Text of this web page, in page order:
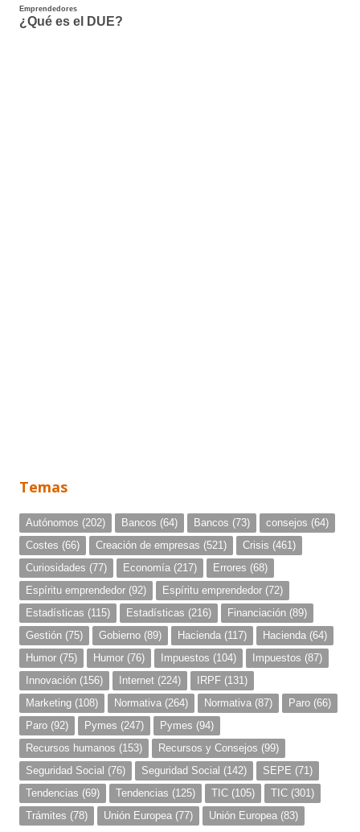
Temas
Autónomos (202) Bancos (64) Bancos (73) consejos (64)
Costes (66) Creación de empresas (521) Crisis (461)
Curiosidades (77) Economía (217) Errores (68)
Espíritu emprendedor (92) Espíritu emprendedor (72)
Estadísticas (115) Estadísticas (216) Financiación (89)
Gestión (75) Gobierno (89) Hacienda (117) Hacienda (64)
Humor (75) Humor (76) Impuestos (104) Impuestos (87)
Innovación (156) Internet (224) IRPF (131)
Marketing (108) Normativa (264) Normativa (87) Paro (66)
Paro (92) Pymes (247) Pymes (94)
Recursos humanos (153) Recursos y Consejos (99)
Seguridad Social (76) Seguridad Social (142) SEPE (71)
Tendencias (69) Tendencias (125) TIC (105) TIC (301)
Trámites (78) Unión Europea (77) Unión Europea (83)